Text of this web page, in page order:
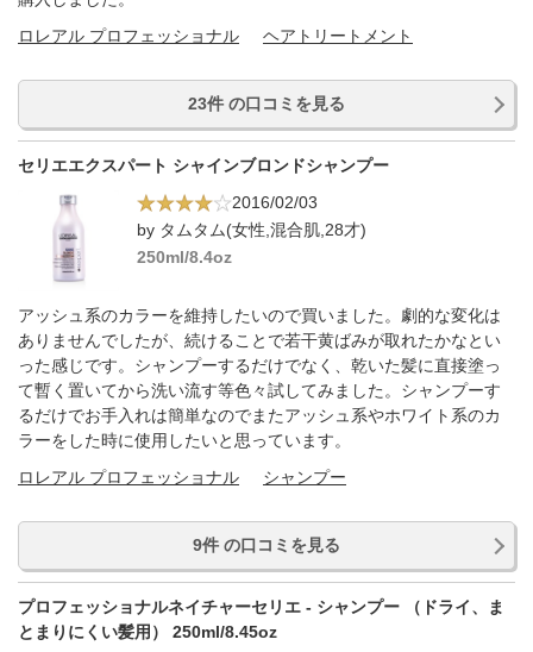
ロレアル プロフェッショナル
ヘアトリートメント
23件 の口コミを見る
セリエエクスパート シャインブロンドシャンプー
2016/02/03
by タムタム(女性,混合肌,28才)
250ml/8.4oz
アッシュ系のカラーを維持したいので買いました。劇的な変化は
ありませんでしたが、続けることで若干黄ばみが取れたかなとい
った感じです。シャンプーするだけでなく、乾いた髪に直接塗っ
て暫く置いてから洗い流す等色々試してみました。シャンプーす
るだけでお手入れは簡単なのでまたアッシュ系やホワイト系のカ
ラーをした時に使用したいと思っています。
ロレアル プロフェッショナル
シャンプー
9件 の口コミを見る
プロフェッショナルネイチャーセリエ - シャンプー （ドライ、ま
とまりにくい髪用） 250ml/8.45oz